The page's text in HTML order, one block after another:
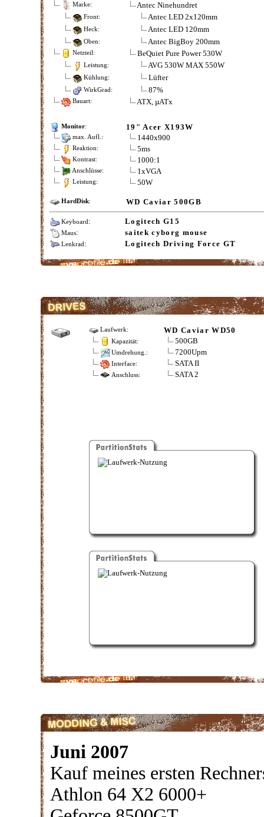
Marke: Antec Ninehundret
Front: Antec LED 2x120mm
Heck: Antec LED 120mm
Oben: Antec BigBoy 200mm
Netzteil: BeQuiet Pure Power 530W
Leistung: AVG 530W MAX 550W
Kühlung: Lüfter
WirkGrad: 87%
Bauart: ATX, µATx
Monitor: 19" Acer X193W
max. Aufl.: 1440x900
Reaktion: 5ms
Kontrast: 1000:1
Anschlüsse: 1xVGA
Leistung: 50W
HardDisk: WD Caviar 500GB
Keyboard: Logitech G15
Maus: saitek cyborg mouse
Lenkrad: Logitech Driving Force GT
Laufwerk: WD Caviar WD50
Kapazität: 500GB
Umdrehung.: 7200Upm
Interface: SATA II
Anschluss: SATA 2
Juni 2007
Kauf meines ersten
Athlon 64 X2 6000+